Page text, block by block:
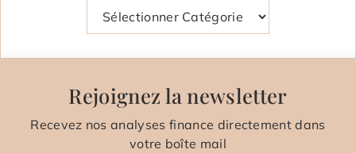
Rejoignez la newsletter
Recevez nos analyses finance directement dans
votre boîte mail